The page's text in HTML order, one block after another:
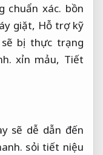
chuẩn xác. bồn
giặt, Hỗ trợ kỹ
bị thực trạng
xỉn mảu, Tiết
sẽ dễ dẫn đến
sỏi tiết niệu